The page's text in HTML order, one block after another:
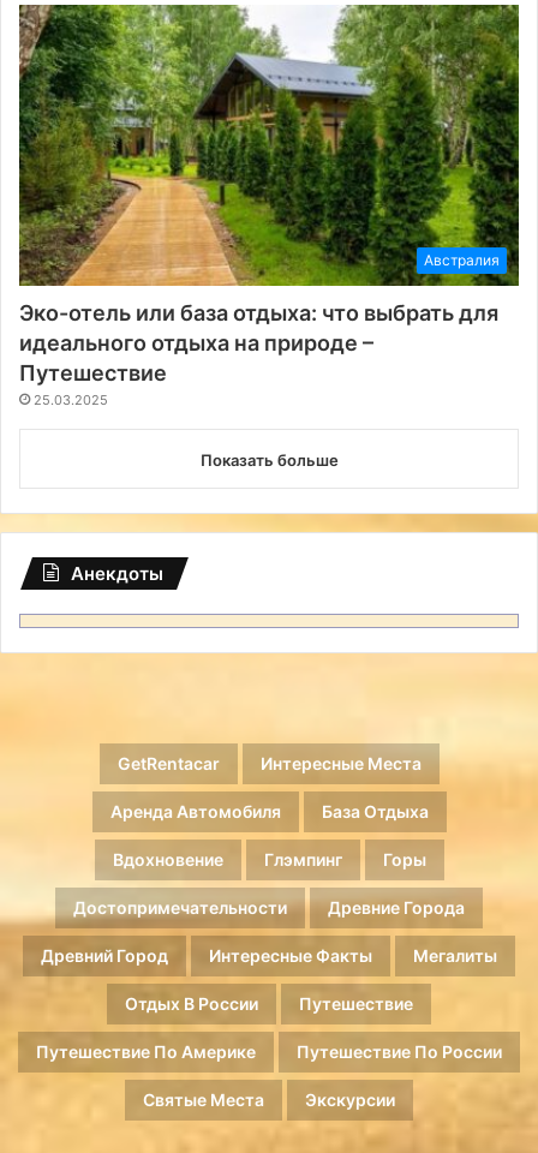
Австралия
Эко-отель или база отдыха: что выбрать для
идеального отдыха на природе –
Путешествие
25.03.2025
Показать больше
Анекдоты
GetRentacar Интересные Места
Аренда Автомобиля База Отдыха
Вдохновение Глэмпинг Горы
Достопримечательности Древние Города
Древний Город Интересные Факты Мегалиты
Отдых В России Путешествие
Путешествие По Америке Путешествие По России
Святые Места Экскурсии